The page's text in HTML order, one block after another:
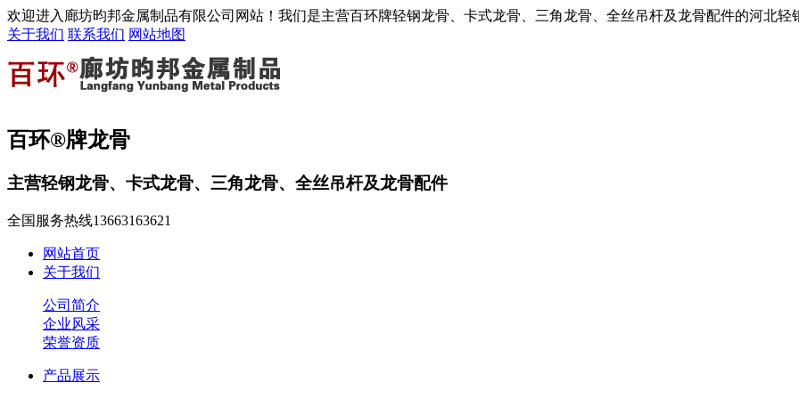
欢迎进入廊坊昀邦金属制品有限公司网站！我们是主营百环牌轻钢龙骨、卡式龙骨、三角龙骨、全丝吊杆及龙骨配件的河北轻
关于我们 联系我们 网站地图
百环®牌龙骨
主营轻钢龙骨、卡式龙骨、三角龙骨、全丝吊杆及龙骨配件
全国服务热线13663163621
网站首页
关于我们
公司简介
企业风采
荣誉资质
产品展示